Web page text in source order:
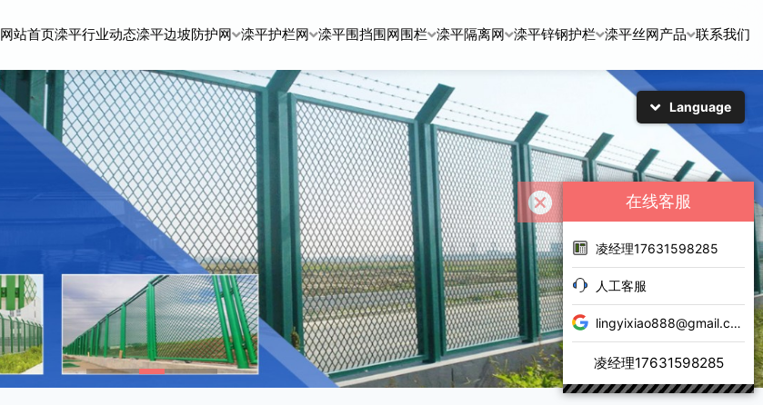
网站首页滦平行业动态滦平边坡防护网 滦平护栏网 滦平围挡围网围栏 滦平隔离网 滦平锌钢护栏 滦平丝网产品 联系我们
在线客服
凌经理17631598285
人工客服
lingyixiao888@gmail.com
凌经理17631598285
Language
简体中文
English
日本語
한국어